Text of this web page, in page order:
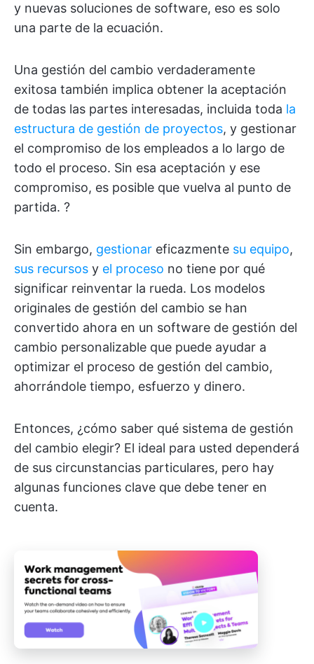
y nuevas soluciones de software, eso es solo
una parte de la ecuación.
Una gestión del cambio verdaderamente
exitosa también implica obtener la aceptación
de todas las partes interesadas, incluida toda la
estructura de gestión de proyectos, y gestionar
el compromiso de los empleados a lo largo de
todo el proceso. Sin esa aceptación y ese
compromiso, es posible que vuelva al punto de
partida. ?
Sin embargo, gestionar eficazmente su equipo,
sus recursos y el proceso no tiene por qué
significar reinventar la rueda. Los modelos
originales de gestión del cambio se han
convertido ahora en un software de gestión del
cambio personalizable que puede ayudar a
optimizar el proceso de gestión del cambio,
ahorrándole tiempo, esfuerzo y dinero.
Entonces, ¿cómo saber qué sistema de gestión
del cambio elegir? El ideal para usted dependerá
de sus circunstancias particulares, pero hay
algunas funciones clave que debe tener en
cuenta.